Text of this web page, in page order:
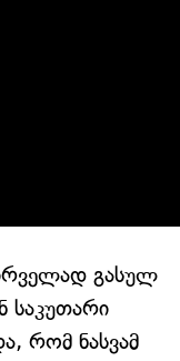
გასულ
საკუთარი
რომ ნასვამ